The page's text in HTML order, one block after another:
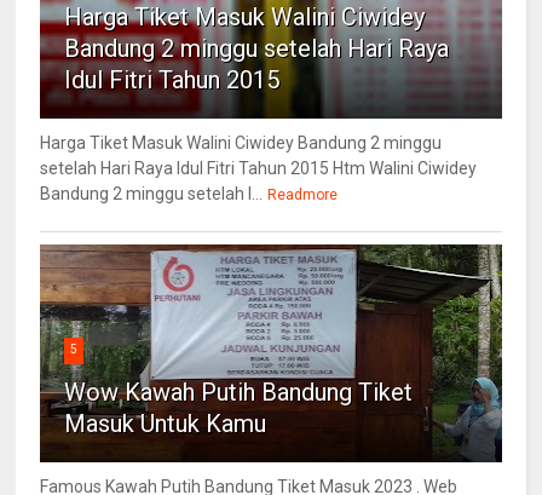
Harga Tiket Masuk Walini Ciwidey
Bandung 2 minggu setelah Hari Raya
Idul Fitri Tahun 2015
Harga Tiket Masuk Walini Ciwidey Bandung 2 minggu
setelah Hari Raya Idul Fitri Tahun 2015 Htm Walini Ciwidey
Bandung 2 minggu setelah l...
Readmore
5
Wow Kawah Putih Bandung Tiket
Masuk Untuk Kamu
Famous Kawah Putih Bandung Tiket Masuk 2023 . Web